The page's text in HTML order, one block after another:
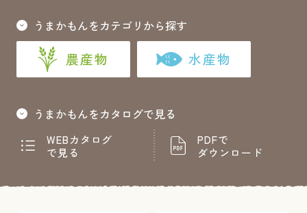
うまかもんをカテゴリから探す
農産物 水産物
うまかもんをカタログで見る
WEBカタログ
で見る
PDFで
ダウンロード